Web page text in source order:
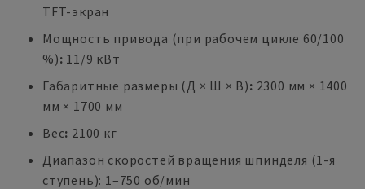
TFT-экран
Мощность привода (при рабочем цикле 60/100
%): 11/9 кВт
Габаритные размеры (Д × Ш × В): 2300 мм × 1400
мм × 1700 мм
Вес: 2100 кг
Диапазон скоростей вращения шпинделя (1-я
ступень): 1–750 об/мин